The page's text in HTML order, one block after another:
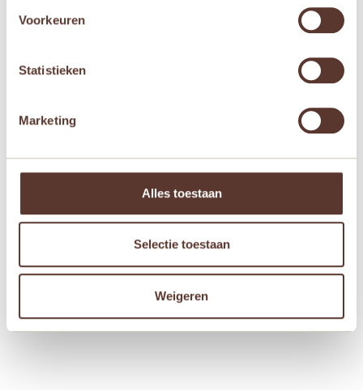
Voorkeuren
Statistieken
Marketing
Alles toestaan
Selectie toestaan
Weigeren
Croco
prijs
was:
prijs
is:
€ 11,95.

Hydrofiel Monddoekje

Aanbieding!